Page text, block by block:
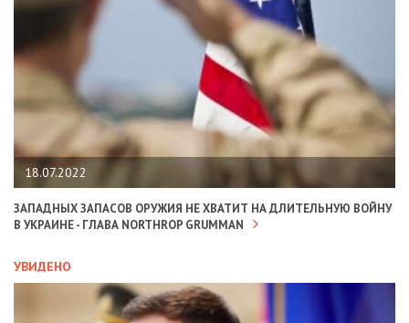
18.07.2022
ЗАПАДНЫХ ЗАПАСОВ ОРУЖИЯ НЕ ХВАТИТ НА ДЛИТЕЛЬНУЮ ВОЙНУ
В УКРАИНЕ - ГЛАВА NORTHROP GRUMMAN
УВИДЕНО